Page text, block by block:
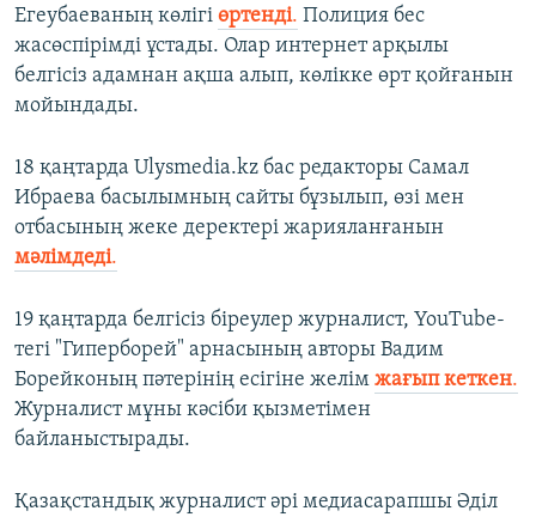
Егеубаеваның көлігі өртенді. Полиция бес
жасөспірімді ұстады. Олар интернет арқылы
белгісіз адамнан ақша алып, көлікке өрт қойғанын
мойындады.
18 қаңтарда Ulysmedia.kz бас редакторы Самал
Ибраева басылымның сайты бұзылып, өзі мен
отбасының жеке деректері жарияланғанын
мәлімдеді.
19 қаңтарда белгісіз біреулер журналист, YouTube-
тегі "Гиперборей" арнасының авторы Вадим
Борейконың пәтерінің есігіне желім жағып кеткен.
Журналист мұны кәсіби қызметімен
байланыстырады.
Қазақстандық журналист әрі медиасарапшы Әділ